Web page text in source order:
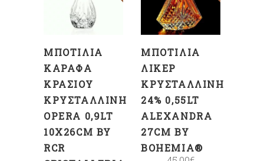
ΚΑΛΆΘΙ
ΜΠΟΤΊΛΙΑ
ΚΑΡΆΦΑ
ΚΡΑΣΙΟΎ
ΚΡΥΣΤΆΛΛΙΝΗ
OPERA 0,9LT
10X26CM BY
RCR
ΚΑΛΆΘΙ
ΜΠΟΤΊΛΙΑ
ΛΙΚΈΡ
ΚΡΥΣΤΆΛΛΙΝΗ
24% 0,55LT
ALEXANDRA
27CM BY
BOHEMIA®